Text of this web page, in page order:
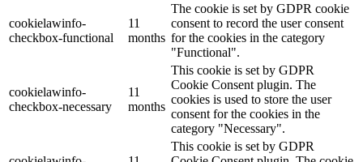
cookielawinfo-
checkbox-functional
11
months
The cookie is set by GDPR cookie
consent to record the user consent
for the cookies in the category
"Functional".
cookielawinfo-
checkbox-necessary
11
months
This cookie is set by GDPR
Cookie Consent plugin. The
cookies is used to store the user
consent for the cookies in the
category "Necessary".
This cookie is set by GDPR